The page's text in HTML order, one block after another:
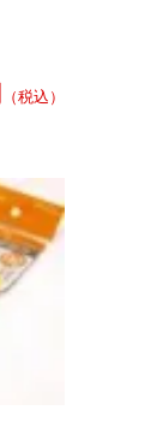
（税込）